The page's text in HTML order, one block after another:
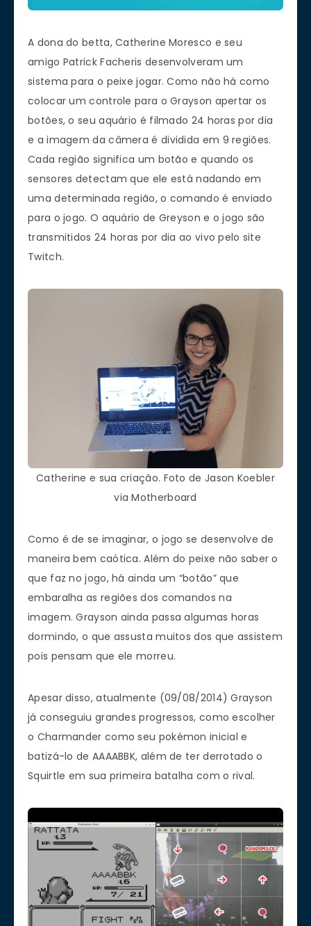
A dona do betta, Catherine Moresco e seu
amigo Patrick Facheris desenvolveram um
sistema para o peixe jogar. Como não há como
colocar um controle para o Grayson apertar os
botões, o seu aquário é filmado 24 horas por dia
e a imagem da câmera é dividida em 9 regiões.
Cada região significa um botão e quando os
sensores detectam que ele está nadando em
uma determinada região, o comando é enviado
para o jogo. O aquário de Greyson e o jogo são
transmitidos 24 horas por dia ao vivo pelo site
Twitch.
Catherine e sua criação. Foto de Jason Koebler
via Motherboard
Como é de se imaginar, o jogo se desenvolve de
maneira bem caótica. Além do peixe não saber o
que faz no jogo, há ainda um “botão” que
embaralha as regiões dos comandos na
imagem. Grayson ainda passa algumas horas
dormindo, o que assusta muitos dos que assistem
pois pensam que ele morreu.
Apesar disso, atualmente (09/08/2014) Grayson
já conseguiu grandes progressos, como escolher
o Charmander como seu pokémon inicial e
batizá-lo de AAAABBK, além de ter derrotado o
Squirtle em sua primeira batalha com o rival.